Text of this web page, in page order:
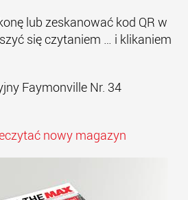
lub zeskanować kod QR w
się czytaniem … i klikaniem
Faymonville Nr. 34
nowy magazyn